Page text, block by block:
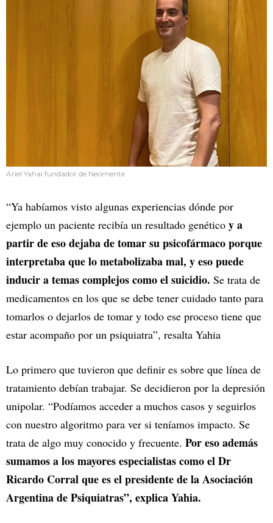
Ariel Yahai fundador de Neomente
“Ya habíamos visto algunas experiencias dónde por
ejemplo un paciente recibía un resultado genético y a
partir de eso dejaba de tomar su psicofármaco porque
interpretaba que lo metabolizaba mal, y eso puede
inducir a temas complejos como el suicidio. Se trata de
medicamentos en los que se debe tener cuidado tanto para
tomarlos o dejarlos de tomar y todo ese proceso tiene que
estar acompaño por un psiquiatra”, resalta Yahia
Lo primero que tuvieron que definir es sobre que línea de
tratamiento debían trabajar. Se decidieron por la depresión
unipolar. “Podíamos acceder a muchos casos y seguirlos
con nuestro algoritmo para ver si teníamos impacto. Se
trata de algo muy conocido y frecuente. Por eso además
sumamos a los mayores especialistas como el Dr
Ricardo Corral que es el presidente de la Asociación
Argentina de Psiquiatras”, explica Yahia.